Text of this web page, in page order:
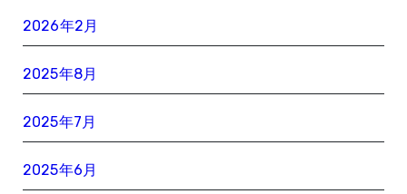
2026年2月
2025年8月
2025年7月
2025年6月